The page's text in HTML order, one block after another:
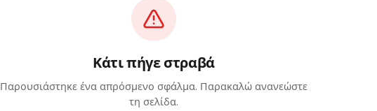
Κάτι πήγε στραβά
Παρουσιάστηκε ένα απρόσμενο σφάλμα. Παρακαλώ ανανεώστε
τη σελίδα.